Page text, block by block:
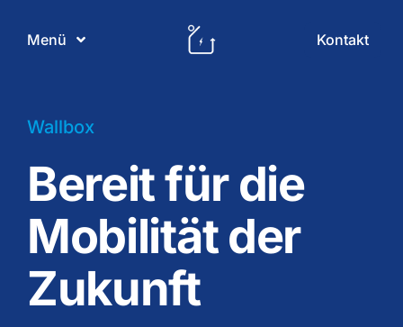
Menü
Produkte
Leistungen
Gewerbe
Kontakt
Wallbox
Bereit für die
Mobilität der
Zukunft